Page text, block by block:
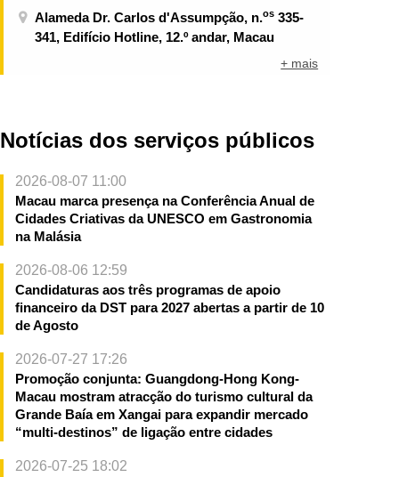
Alameda Dr. Carlos d'Assumpção, n.os 335-
341, Edifício Hotline, 12.º andar, Macau
+ mais
Notícias dos serviços públicos
2026-08-07 11:00
Macau marca presença na Conferência Anual de
Cidades Criativas da UNESCO em Gastronomia
na Malásia
2026-08-06 12:59
Candidaturas aos três programas de apoio
financeiro da DST para 2027 abertas a partir de 10
de Agosto
2026-07-27 17:26
Promoção conjunta: Guangdong-Hong Kong-
Macau mostram atracção do turismo cultural da
Grande Baía em Xangai para expandir mercado
“multi-destinos” de ligação entre cidades
2026-07-25 18:02